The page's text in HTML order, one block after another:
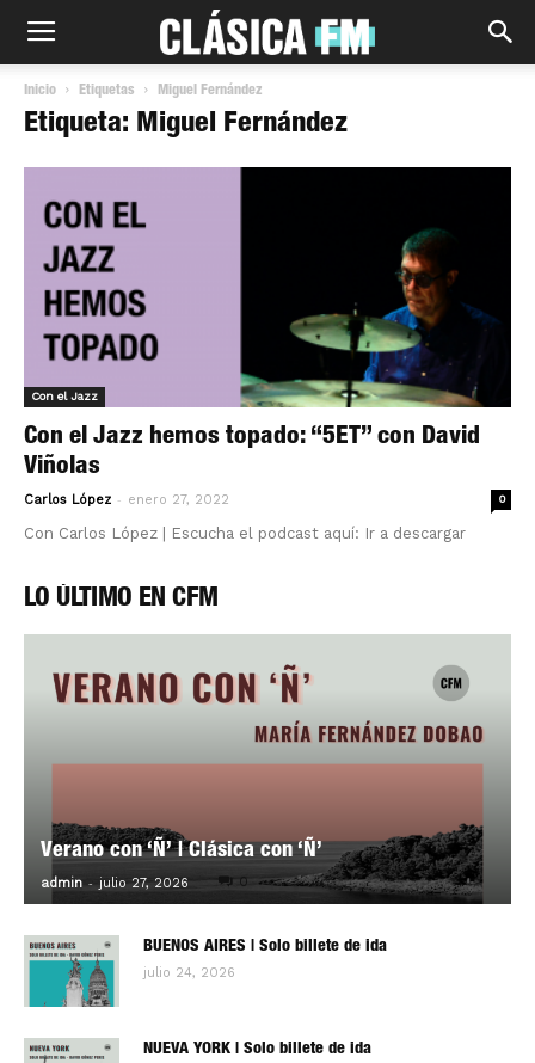
Inicio Etiquetas Miguel Fernández
Etiqueta: Miguel Fernández
Con el Jazz
Con el Jazz hemos topado: “5ET” con David
Viñolas
Carlos López - enero 27, 2022 0
Con Carlos López | Escucha el podcast aquí: Ir a descargar
LO ÚLTIMO EN CFM
Verano con ‘Ñ’ | Clásica con ‘Ñ’
admin - julio 27, 2026 0
BUENOS AIRES | Solo billete de ida
julio 24, 2026
NUEVA YORK | Solo billete de ida